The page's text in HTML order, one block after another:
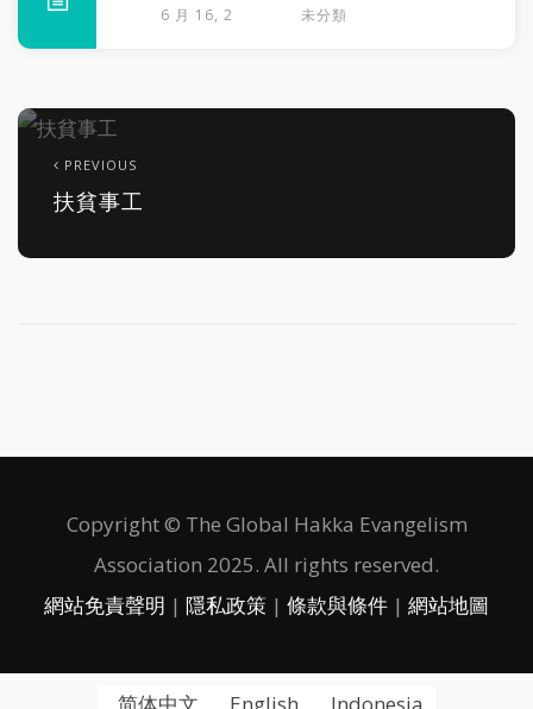
6 月 16, 2026
未分類
PREVIOUS
扶貧事工
Copyright © The Global Hakka Evangelism
Association 2025. All rights reserved.
網站免責聲明 | 隱私政策 | 條款與條件 | 網站地圖
简体中文 English Indonesia